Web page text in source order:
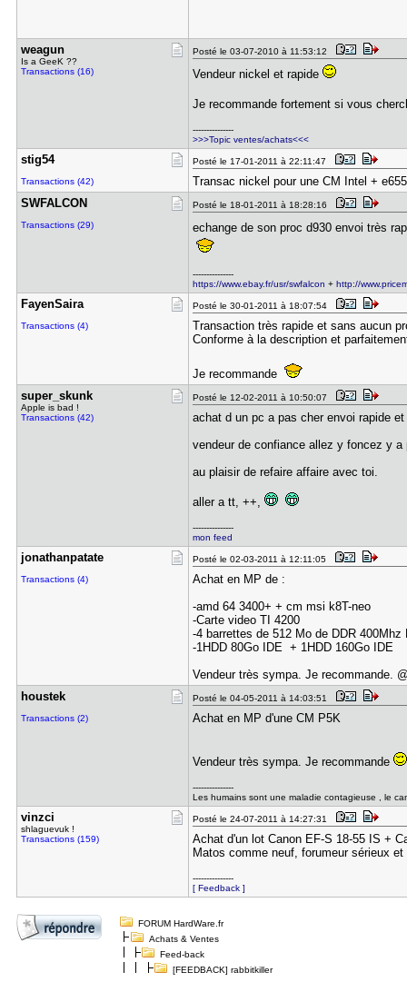
weagun
Is a GeeK ??
Transactions (16)
Posté le 03-07-2010 à 11:53:12
Vendeur nickel et rapide
Je recommande fortement si vous
---------------
>>>Topic ventes/achats<<<
stig54
Transactions (42)
Posté le 17-01-2011 à 22:11:47
Transac nickel pour une CM Intel +
SWFALCON
Transactions (29)
Posté le 18-01-2011 à 18:28:16
echange de son proc d930 envoi très
---------------
https://www.ebay.fr/usr/swfalcon + http://
FayenSaira
Transactions (4)
Posté le 30-01-2011 à 18:07:54
Transaction très rapide et sans aucun
Conforme à la description et
Je recommande
super_skun​k
Apple is bad !
Transactions (42)
Posté le 12-02-2011 à 10:50:07
achat d un pc a pas cher envoi rapide et
vendeur de confiance allez y foncez y a
au plaisir de refaire affaire avec toi.
aller a tt, ++,
---------------
mon feed
jonathanpa​tate
Transactions (4)
Posté le 02-03-2011 à 12:11:05
Achat en MP de :
-amd 64 3400+ + cm msi k8T-neo
-Carte video TI 4200
-4 barrettes de 512 Mo de DDR 400Mhz
-1HDD 80Go IDE + 1HDD 160Go IDE
Vendeur très sympa. Je recommande.
houstek
Transactions (2)
Posté le 04-05-2011 à 14:03:51
Achat en MP d'une CM P5K
Vendeur très sympa. Je recommande
---------------
Les humains sont une maladie contagieuse , le
vinzci
shlaguevuk !
Transactions (159)
Posté le 24-07-2011 à 14:27:31
Achat d'un lot Canon EF-S 18-55 IS +
Matos comme neuf, forumeur sérieux
---------------
[ Feedback ]
FORUM HardWare.fr
Achats & Ventes
Feed-back
[FEEDBACK] rabbitkiller